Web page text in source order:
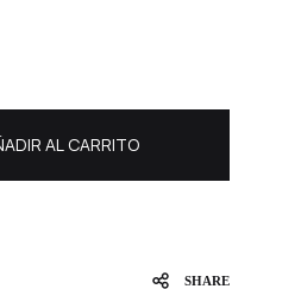
AL CARRITO
SHARE